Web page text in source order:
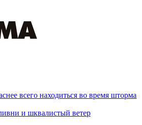
всего находиться во время шторма
и шквалистый ветер